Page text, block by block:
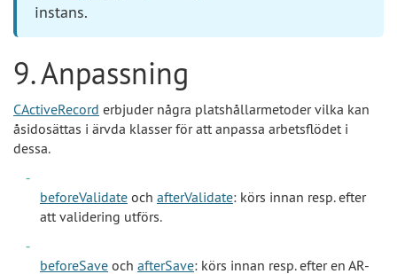
instans.
9. Anpassning
CActiveRecord erbjuder några platshållarmetoder vilka kan
åsidosättas i ärvda klasser för att anpassa arbetsflödet i
dessa.
beforeValidate och afterValidate: körs innan resp. efter
att validering utförs.
beforeSave och afterSave: körs innan resp. efter en AR-